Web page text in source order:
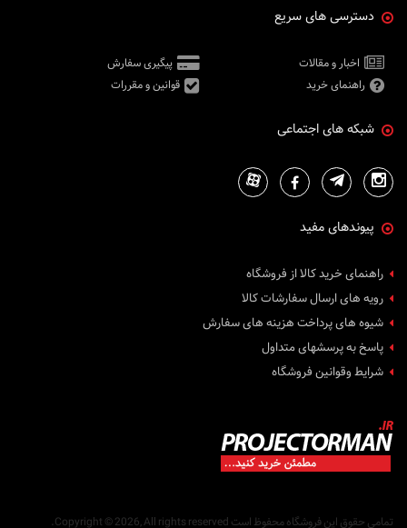
دسترسی های سریع
اخبار و مقالات
پیگیری سفارش
راهنمای خرید
قوانین و مقررات
شبکه های اجتماعی
پیوندهای مفید
راهنمای خرید کالا از فروشگاه
رویه های ارسال سفارشات کالا
شیوه های پرداخت هزینه های سفارش
پاسخ به پرسشهای متداول
شرایط وقوانین فروشگاه
تمامی حقوق این فروشگاه محفوظ است Copyright © 2026, All rights reserved.